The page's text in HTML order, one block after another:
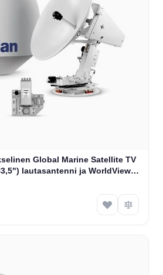
Global Marine Satellite TV
lautasantenni ja WorldView